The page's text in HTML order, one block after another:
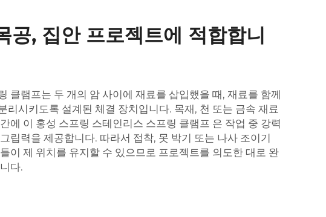
공, 집안 프로젝트에 적합합니
클램프는 두 개의 암 사이에 재료를 삽입했을 때, 재료를 함께
리시키도록 설계된 체결 장치입니다. 목재, 천 또는 금속 재료
에 이 홍성 스프링 스테인리스 스프링 클램프 은 작업 중 강력
립력을 제공합니다. 따라서 접착, 못 박기 또는 나사 조이기
이 제 위치를 유지할 수 있으므로 프로젝트를 의도한 대로 완
다.